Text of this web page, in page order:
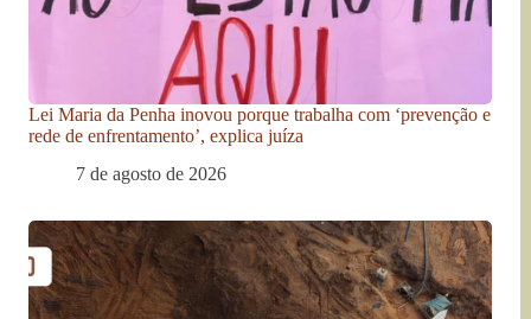
Lei Maria da Penha inovou porque trabalha com ‘prevenção e
rede de enfrentamento’, explica juíza
7 de agosto de 2026